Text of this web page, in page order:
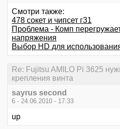
Смотри также:
478 сокет и чипсет г31
Проблема - Комп
напряжения
Выбор HD для
Re: Fujitsu AMILO Pi 3625
крепления винта
sayrus second
6 - 24.06.2010 - 17:33
up